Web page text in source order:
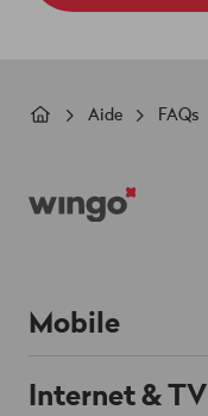
Fil
Aide FAQs
Mobile
Abos Mobile
Internet & TV